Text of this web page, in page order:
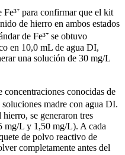
Fe³⁺ para confirmar que el kit
de hierro en ambos estados
de Fe³⁺ se obtuvo
en 10,0 mL de agua DI,
una solución de 30 mg/L
concentraciones conocidas de
soluciones madre con agua DI.
se generaron tres
mg/L y 1,50 mg/L). A cada
de polvo reactivo de
completamente antes del